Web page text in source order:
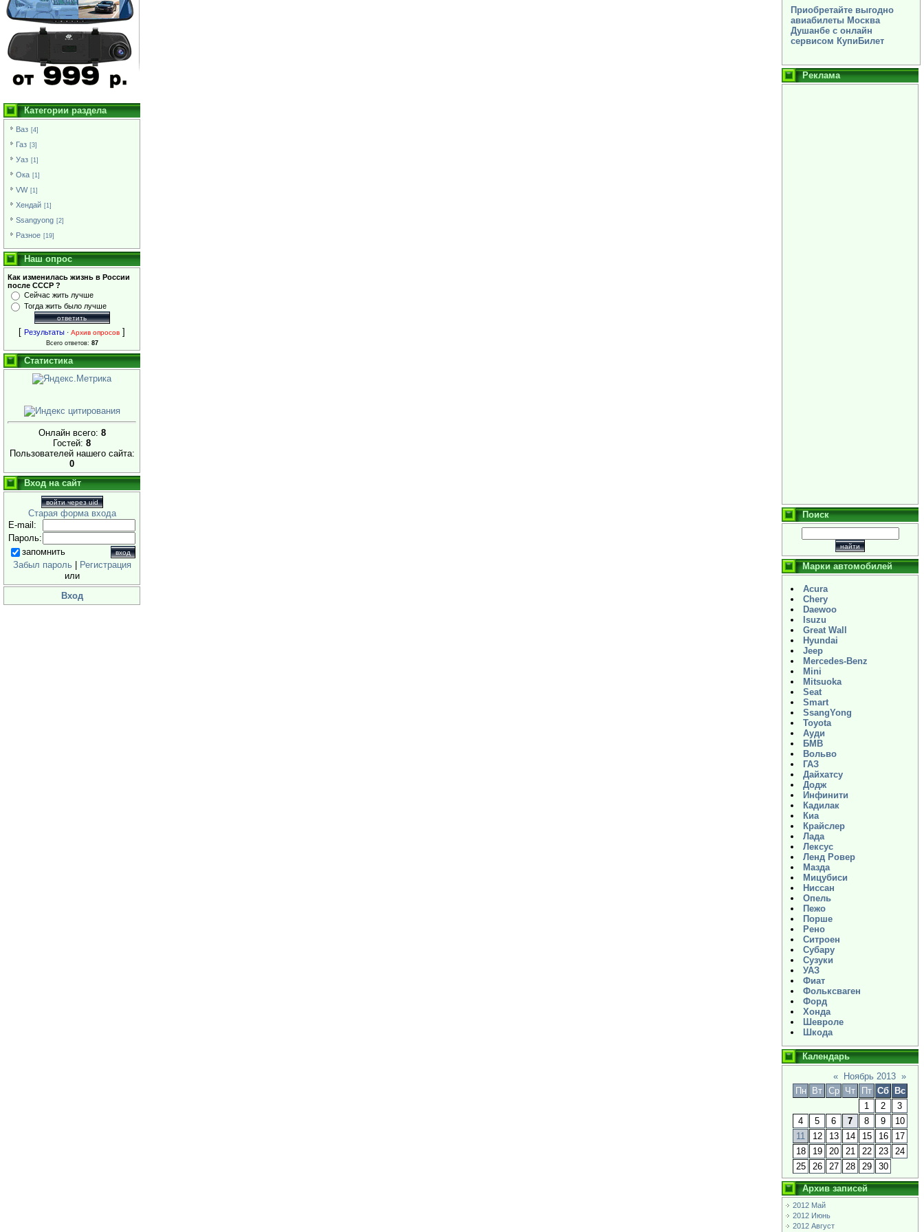
Категории раздела
Ваз [4]
Газ [3]
Уаз [1]
Ока [1]
VW [1]
Хендай [1]
Ssangyong [2]
Разное [19]
Наш опрос
Как изменилась жизнь в России
после СССР ?
Сейчас жить лучше
Тогда жить было лучше
[ Результаты · Архив опросов ]
Всего ответов: 87
Статистика
Онлайн всего: 8
Гостей: 8
Пользователей нашего сайта:
0
Вход на сайт
войти через uid
Старая форма входа
E-mail:
Пароль:
запомнить
Забыл пароль
Регистрация
или
Вход
Приобретайте выгодно
авиабилеты Москва
Душанбе с онлайн
сервисом КупиБилет
Реклама
Поиск
Марки автомобилей
Acura
Chery
Daewoo
Isuzu
Great Wall
Hyundai
Jeep
Mercedes-Benz
Mini
Mitsuoka
Seat
Smart
SsangYong
Toyota
Ауди
БМВ
Вольво
ГАЗ
Дайхатсу
Додж
Инфинити
Кадилак
Киа
Крайслер
Лада
Лексус
Ленд Ровер
Мазда
Мицубиси
Ниссан
Опель
Пежо
Порше
Рено
Ситроен
Субару
Сузуки
УАЗ
Фиат
Фольксваген
Форд
Хонда
Шевроле
Шкода
Календарь
«
Ноябрь 2013 »
Пн
Вт Ср Чт Пт Сб
Вс
1
2
3
4
5 6 7 8 9
10
11
12 13 14 15 16
17
18
19 20 21 22 23
24
25
26 27 28 29 30
Архив записей
2012 Май
2012 Июнь
2012 Август